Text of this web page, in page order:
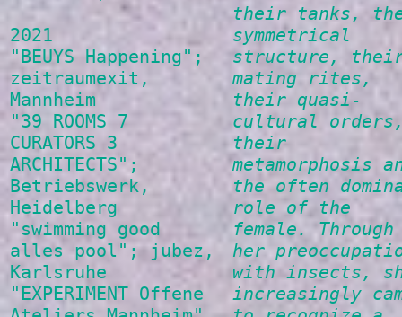
2021
"BEUYS Happening";
zeitraumexit,
Mannheim
"39 ROOMS 7
CURATORS 3
ARCHITECTS";
Betriebswerk,
Heidelberg
"swimming good
alles pool"; jubez,
Karlsruhe
"EXPERIMENT Offene
their tanks,
symmetrical
structure,
mating rites,
their quasi-
cultural
their
metamorphosis
the often
role of the
female. Through
her
with insects,
increasingly